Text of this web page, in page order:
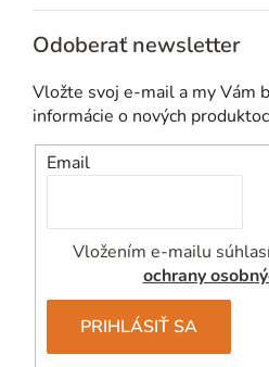
Odoberať newsletter
Vložte svoj e-mail a my Vám
informácie o nových
Email
Vložením e-mailu
ochrany
PRIHLÁSIŤ SA